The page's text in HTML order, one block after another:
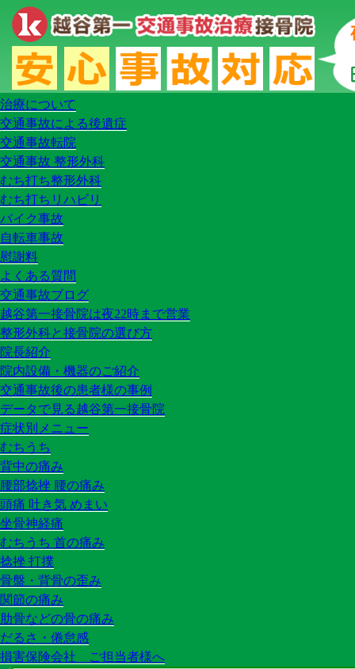
HOME
料金
アクセス
交通事故治療
交通事故に遭ってしまったら
治療について
交通事故による後遺症
交通事故転院
交通事故 整形外科
むち打ち整形外科
むち打ちリハビリ
バイク事故
自転車事故
慰謝料
よくある質問
交通事故ブログ
越谷第一接骨院は夜22時まで営業
整形外科と接骨院の選び方
院長紹介
院内設備・機器のご紹介
交通事故後の患者様の事例
データで見る越谷第一接骨院
症状別メニュー
むちうち
背中の痛み
腰部捻挫 腰の痛み
頭痛 吐き気 めまい
坐骨神経痛
むちうち 首の痛み
捻挫 打撲
骨盤・背骨の歪み
関節の痛み
肋骨などの骨の痛み
だるさ・倦怠感
損害保険会社 ご担当者様へ